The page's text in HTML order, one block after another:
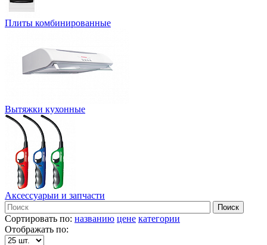
Плиты комбинированные
Вытяжки кухонные
Аксессуарыи и запчасти
Сортировать по: названию цене категории
Отображать по: